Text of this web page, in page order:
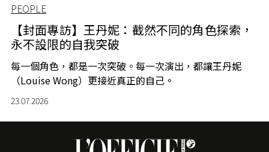
PEOPLE
【封面專訪】王丹妮：截然不同的角色探索，
永不設限的自我突破
每一個角色，都是一次突破。每一次演出，都讓王丹妮
（Louise Wong）更接近真正的自己。
23.07.2026